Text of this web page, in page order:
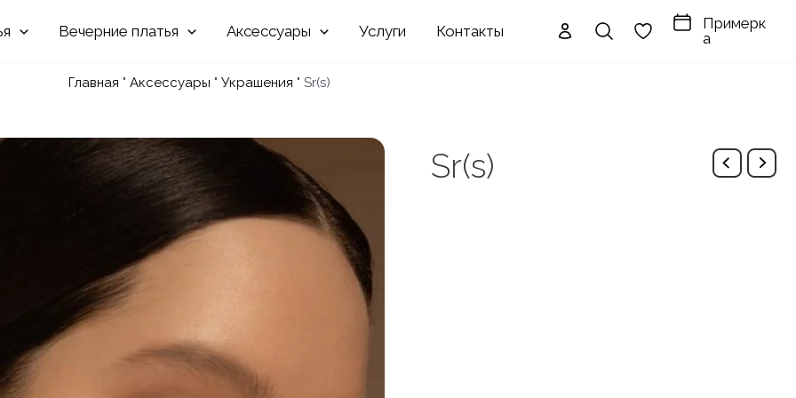
Вечерние Аксессуары Услуги Контакты
Примерк
а
Главная " Аксессуары " Украшения " Sr(s)
Sr(s)